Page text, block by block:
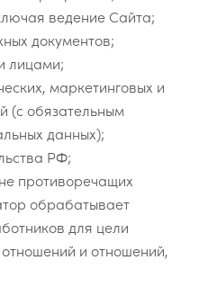
ведение Сайта;
документов;
лицами;
маркетинговых и
(с обязательным
данных);
РФ;
противоречащих
обрабатывает
для цели
и отношений,